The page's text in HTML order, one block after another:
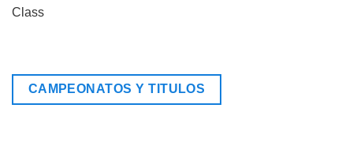
Class
CAMPEONATOS Y TITULOS